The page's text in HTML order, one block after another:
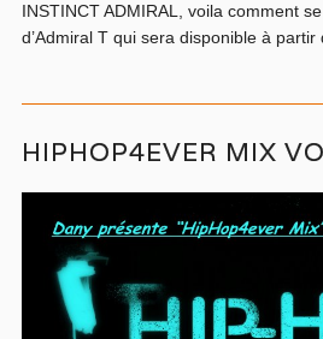
INSTINCT ADMIRAL, voila comment
d’Admiral T qui sera disponible à partir
HIPHOP4EVER MIX